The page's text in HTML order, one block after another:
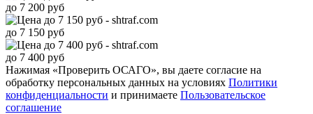
до 7 200 руб
до 7 150 руб
до 7 400 руб
Нажимая «Проверить ОСАГО», вы даете согласие на
обработку персональных данных на условиях Политики
конфиденциальности и принимаете Пользовательское
соглашение